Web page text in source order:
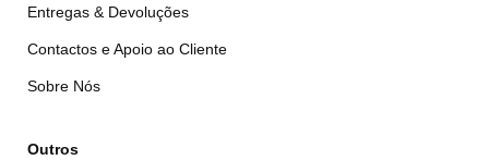
Entregas & Devoluções
Contactos e Apoio ao Cliente
Sobre Nós
Outros